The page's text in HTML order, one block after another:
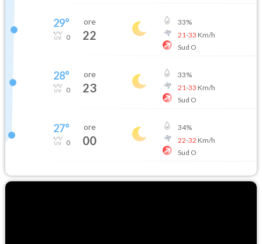
29°
0
ore
22
33%
21-33 Km/h
Sud O
28°
0
ore
23
33%
21-33 Km/h
Sud O
27°
0
ore
00
34%
22-32 Km/h
Sud O